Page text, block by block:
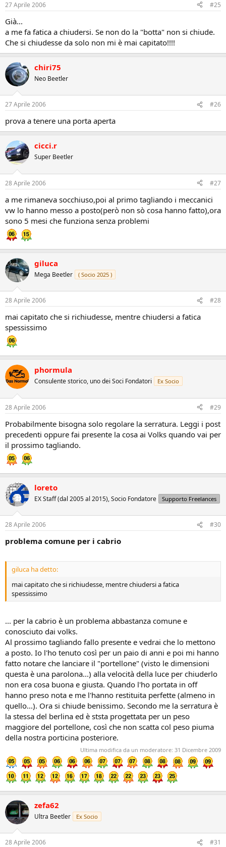
27 Aprile 2006 #25
Già...
a me fa fatica a chiudersi. Se non do la "botta" non si chiude.
Che si chiudesse da solo non mi è mai capitato!!!!
chiri75
Neo Beetler
27 Aprile 2006 #26
prova a tenere una porta aperta
cicci.r
Super Beetler
28 Aprile 2006 #27
a me rimaneva socchiuso,poi al primo tagliando i meccanici
vw lo hanno messo a posto(però non sò cosa hanno fatto),ora
sono 5 mesi che funziona senza problemi
giluca
Mega Beetler ( Socio 2025 )
28 Aprile 2006 #28
mai capitato che si richiudesse, mentre chiudersi a fatica
spessissimo
phormula
Consulente storico, uno dei Soci Fondatori Ex Socio
28 Aprile 2006 #29
Probabilmente bisogna solo regolare la serratura. Leggi i post
precedenti oppure fai presente la cosa ai Volks quando vai per
il prossimo tagliando.
loreto
EX Staff (dal 2005 al 2015), Socio Fondatore Supporto Freelances
28 Aprile 2006 #30
problema comune per i cabrio
giluca ha detto:
mai capitato che si richiudesse, mentre chiudersi a fatica
spessissimo
... per la cabrio è un problema abbastanza comune e
conosciuto dai volks.
Al prossimo tagliando fallo presente e vedrai che lo mettono
a posto. Io l'ho tenuto così per un paio di anni e poi mi hanno
fatto notare che lanciare il "portellone" (visto le dimensioni
questa è una parolona...) alla velocità della luce per chiuderlo
non era cosa buona e giusta. Quando l'ho portata in off
hanno preso nota e me l'hanno restituita perfette (almeno in
quello...). Ora si chiude benissimo. Secondo me la serratura è
la stessa del berlina ed è ststa progettata per un peso
maggiore del portellone, così che non scatta col peso piuma
della nostra porticina posteriore.
Ultima modifica da un moderatore: 31 Dicembre 2009
zefa62
Ultra Beetler Ex Socio
28 Aprile 2006 #31